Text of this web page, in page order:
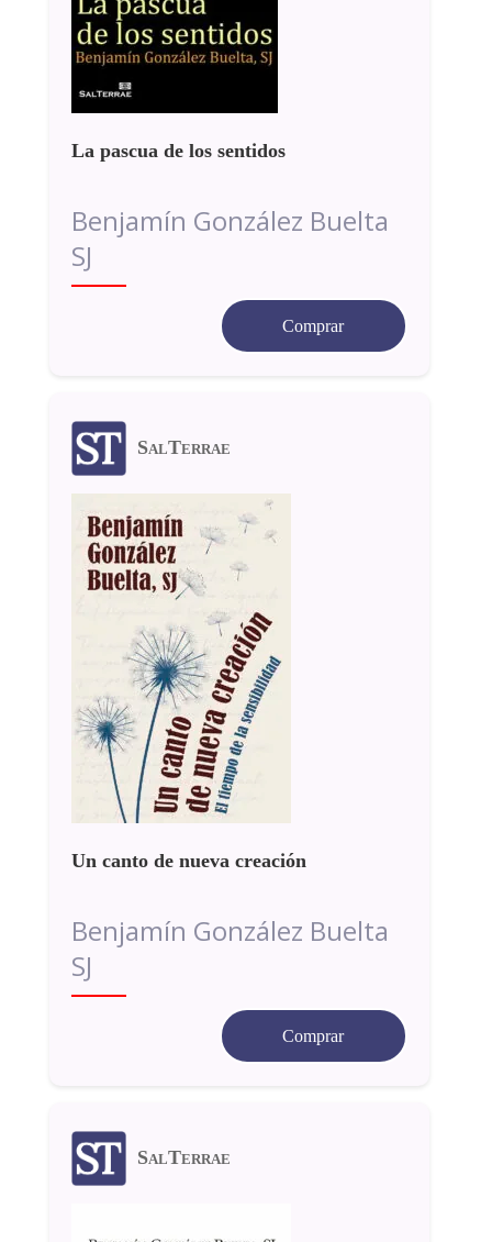
La pascua de los sentidos
Benjamín González Buelta
SJ
Comprar
SalTerrae
Un canto de nueva creación
Benjamín González Buelta
SJ
Comprar
SalTerrae